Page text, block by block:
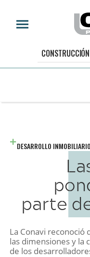
CONSTRUCCIÓN
DESARROLLO INMOBILIARIO
parte
La Conavi reconoció
las dimensiones y la
de los